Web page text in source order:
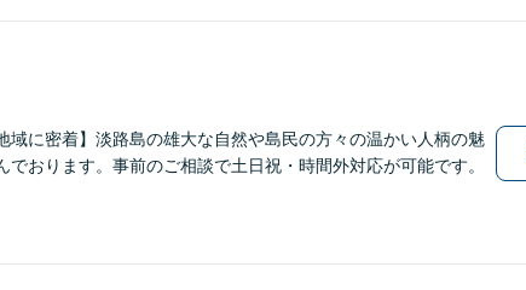
域に密着】淡路島の雄大な自然や島民の方々の温かい人柄の魅
おります。事前のご相談で土日祝・時間外対応が可能です。